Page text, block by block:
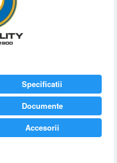
Specificatii
Documente
Accesorii